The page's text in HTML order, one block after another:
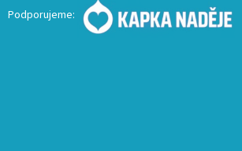
Podporujeme: